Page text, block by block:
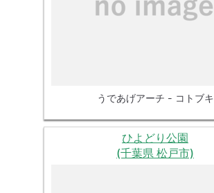
うであげアーチ - コトブキ
ひよどり公園
(千葉県 松戸市)